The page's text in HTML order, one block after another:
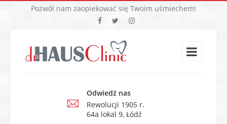
Pozwól nam zaopiekować się Twoim uśmiechem!
Odwiedź nas
Rewolucji 1905 r.
64a lokal 9, Łódź